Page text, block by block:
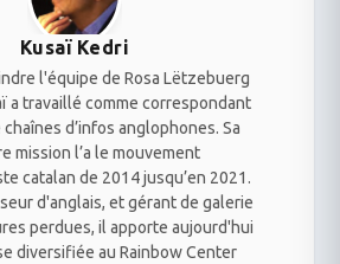
Kusaï Kedri
l'équipe de Rosa Lëtzebuerg
a travaillé comme correspondant
d’infos anglophones. Sa
mission l’a le mouvement
catalan de 2014 jusqu’en 2021.
d'anglais, et gérant de galerie
perdues, il apporte aujourd'hui
diversifiée au Rainbow Center